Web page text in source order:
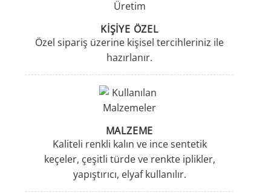
KİŞİYE ÖZEL
Özel sipariş üzerine kişisel tercihleriniz ile
hazırlanır.
MALZEME
Kaliteli renkli kalın ve ince sentetik
keçeler, çeşitli türde ve renkte iplikler,
yapıştırıcı, elyaf kullanılır.